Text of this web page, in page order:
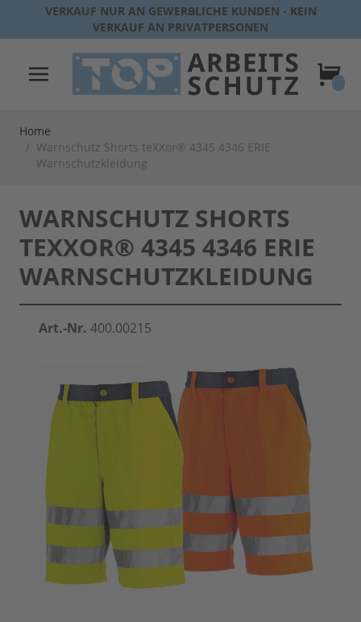
Direkt zum Inhalt
VERKAUF NUR AN GEWERBLICHE KUNDEN - KEIN
VERKAUF AN PRIVATPERSONEN
Home
/ Warnschutz Shorts teXXor® 4345 4346 ERIE
Warnschutzkleidung
WARNSCHUTZ SHORTS
TEXXOR® 4345 4346 ERIE
WARNSCHUTZKLEIDUNG
Art.-Nr. 400.00215